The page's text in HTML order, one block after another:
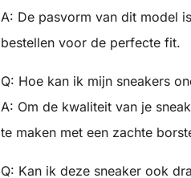
A: De pasvorm van dit model
bestellen voor de perfecte fit.
Q: Hoe kan ik mijn sneakers
A: Om de kwaliteit van je
te maken met een zachte
Q: Kan ik deze sneaker ook